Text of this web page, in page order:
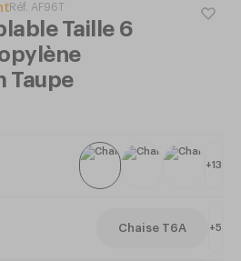
Réf. AF96T
Taille 6
Taupe
+13
Chaise T6A +5